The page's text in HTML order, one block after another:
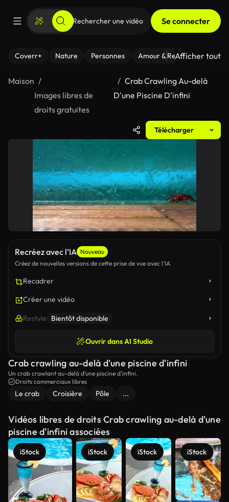
Se connecter
Coverr+ Nature Personnes Amour & Relations Le
Afficher tout
Maison
Images libres de
droits gratuites
Crab Crawling Au-delà
D'une Piscine D'infini
Télécharger
Recréez avec l’IA Nouveau
Créez de nouvelles versions de cette prise de vue avec l’IA
Recadrer
Créer une vidéo
Restyle Bientôt disponible
Ouvrir dans AI Studio
Crab crawling au-delà d'une piscine d'infini
Un crab crawlant au-delà d’une piscine d’infini.
Droits commerciaux libres
Le crab Croisière Pôle ...
Vidéos libres de droits Crab crawling au-delà d'une
piscine d'infini associées
iStock iStock iStock iStock